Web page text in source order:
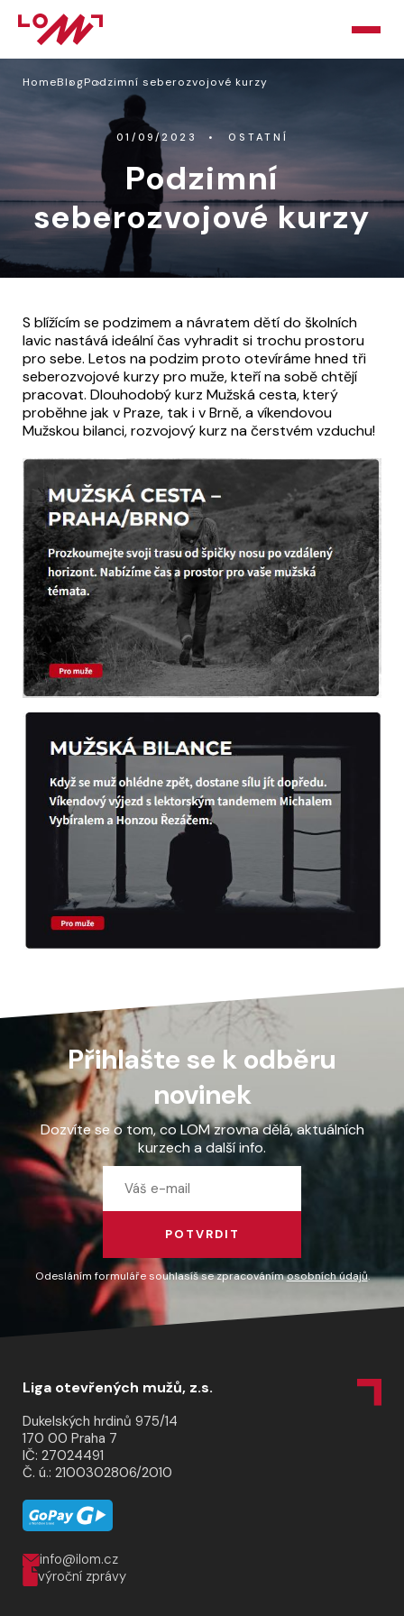
KURZY
PORADNA
PODPOŘTE NÁS
KONTAKT
HomeBlogPodzimní seberozvojové kurzy
01/09/2023 OSTATNÍ
Podzimní
seberozvojové kurzy
S blížícím se podzimem a návratem dětí do školních
lavic nastává ideální čas vyhradit si trochu prostoru
pro sebe. Letos na podzim proto otevíráme hned tři
seberozvojové kurzy pro muže, kteří na sobě chtějí
pracovat. Dlouhodobý kurz Mužská cesta, který
proběhne jak v Praze, tak i v Brně, a víkendovou
Mužskou bilanci, rozvojový kurz na čerstvém vzduchu!
Přihlašte se k odběru
novinek
Dozvíte se o tom, co LOM zrovna dělá, aktuálních
kurzech a další info.
POTVRDIT
Odesláním formuláře souhlasíš se zpracovánímosobních údajů.
Liga otevřených mužů, z.s.
Dukelských hrdinů 975/14
170 00 Praha 7
IČ: 27024491
Č. ú.: 2100302806/2010
info@ilom.cz
výroční zprávy